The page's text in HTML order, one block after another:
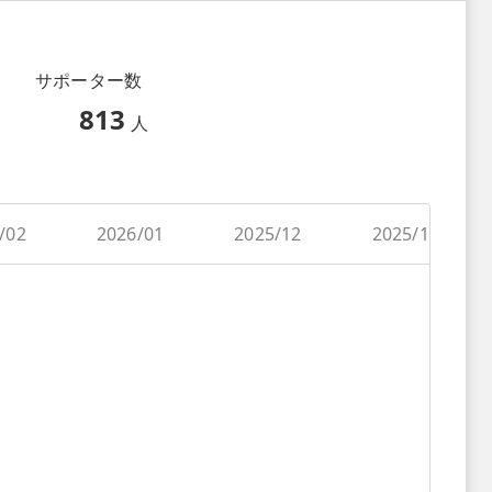
サポーター数
813 人
02 2026/01 2025/12 2025/11